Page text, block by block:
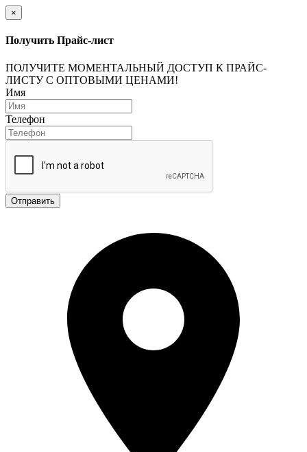
×
Получить Прайс-лист
ПОЛУЧИТЕ МОМЕНТАЛЬНЫЙ ДОСТУП К ПРАЙС-
ЛИСТУ С ОПТОВЫМИ ЦЕНАМИ!
Имя
Телефон
Отправить